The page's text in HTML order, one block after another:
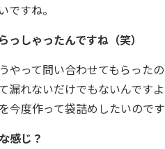
ですね。
っしゃったんですね（笑）
やって問い合わせてもらったの
漏れないだけでもないんで
今度作って袋詰めしたいので
感じ？